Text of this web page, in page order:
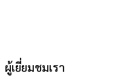
ผู้เยี่ยมชมเรา